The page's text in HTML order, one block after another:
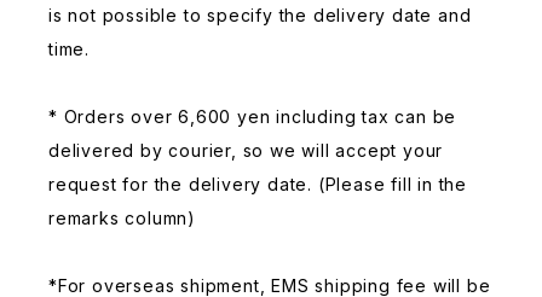
is not possible to specify the delivery date and
time.
* Orders over 6,600 yen including tax can be
delivered by courier, so we will accept your
request for the delivery date. (Please fill in the
remarks column)
*For overseas shipment, EMS shipping fee will be